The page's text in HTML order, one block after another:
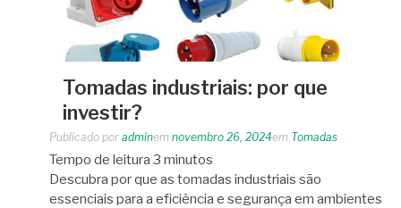
Tomadas industriais: por que
investir?
Publicado por adminem novembro 26, 2024em Tomadas
Tempo de leitura 3 minutos
Descubra por que as tomadas industriais são
essenciais para a eficiência e segurança em ambientes